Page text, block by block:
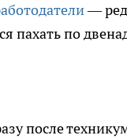
—
пахать по
после